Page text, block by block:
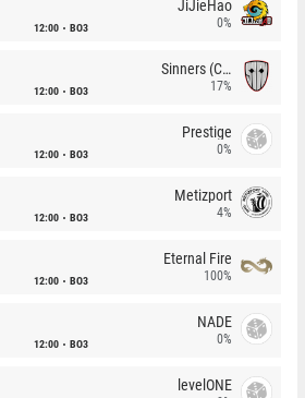
12:00 BO3
JiJieHao
0%
12:00 BO3
Sinners (CZ)
17%
12:00 BO3
Prestige
0%
12:00 BO3
Metizport
4%
12:00 BO3
Eternal Fire
100%
12:00 BO3
NADE
0%
levelONE